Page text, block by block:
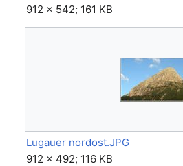
912 × 542; 161 KB
Lugauer nordost.JPG
912 × 492; 116 KB